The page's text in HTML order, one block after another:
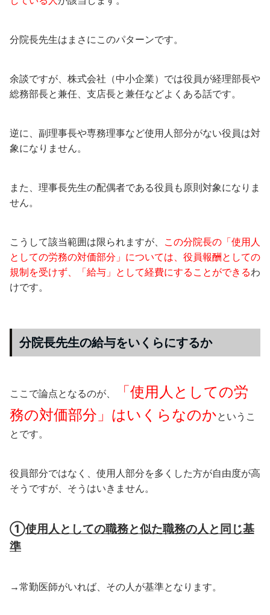
分院長先生はまさにこのパターンです。
余談ですが、株式会社（中小企業）では役員が経理部長や
総務部長と兼任、支店長と兼任などよくある話です。
逆に、副理事長や専務理事など使用人部分がない役員は対
象になりません。
また、理事長先生の配偶者である役員も原則対象になりま
せん。
こうして該当範囲は限られますが、
この分院長の「使用人
としての労務の対価部分」については、役員報酬としての
規制を受けず、「給与」として経費にすることができるわ
けです。
分院長先生の給与をいくらにするか
ここで論点となるのが、
「使用人としての労
務の対価部分」はいくらなのかというこ
とです。
役員部分ではなく、使用人部分を多くした方が自由度が高
そうですが、そうはいきません。
①使用人としての職務と似た職務の人と同じ基
準
→常勤医師がいれば、その人が基準となります。